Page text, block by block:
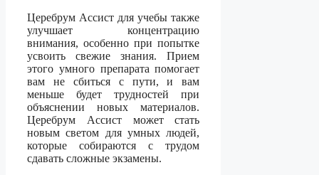
Церебрум Ассист для учебы также
улучшает концентрацию
внимания, особенно при попытке
усвоить свежие знания. Прием
этого умного препарата помогает
вам не сбиться с пути, и вам
меньше будет трудностей при
объяснении новых материалов.
Церебрум Ассист может стать
новым светом для умных людей,
которые собираются с трудом
сдавать сложные экзамены.